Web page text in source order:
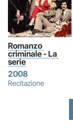
Romanzo
criminale - La
serie
2008
Recitazione